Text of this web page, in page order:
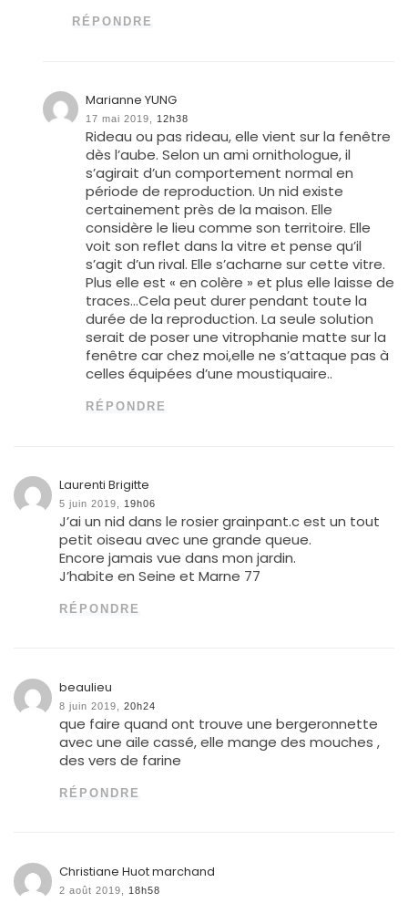
RÉPONDRE
Marianne YUNG
17 mai 2019, 12h38
Rideau ou pas rideau, elle vient sur la fenêtre
dès l’aube. Selon un ami ornithologue, il
s’agirait d’un comportement normal en
période de reproduction. Un nid existe
certainement près de la maison. Elle
considère le lieu comme son territoire. Elle
voit son reflet dans la vitre et pense qu’il
s’agit d’un rival. Elle s’acharne sur cette vitre.
Plus elle est « en colère » et plus elle laisse de
traces…Cela peut durer pendant toute la
durée de la reproduction. La seule solution
serait de poser une vitrophanie matte sur la
fenêtre car chez moi,elle ne s’attaque pas à
celles équipées d’une moustiquaire..
RÉPONDRE
Laurenti Brigitte
5 juin 2019, 19h06
J’ai un nid dans le rosier grainpant.c est un tout
petit oiseau avec une grande queue.
Encore jamais vue dans mon jardin.
J’habite en Seine et Marne 77
RÉPONDRE
beaulieu
8 juin 2019, 20h24
que faire quand ont trouve une bergeronnette
avec une aile cassé, elle mange des mouches ,
des vers de farine
RÉPONDRE
Christiane Huot marchand
2 août 2019, 18h58